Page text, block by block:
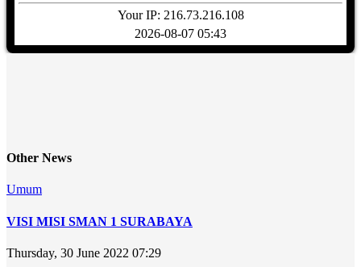
Your IP: 216.73.216.108
2026-08-07 05:43
Other News
Umum
VISI MISI SMAN 1 SURABAYA
Thursday, 30 June 2022 07:29